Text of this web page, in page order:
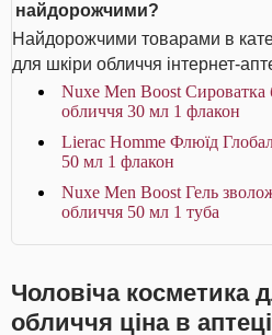
найдорожчими?
Найдорожчими товарами в
для шкіри обличчя інтернет-
Nuxe Men Boost Сироватка
обличчя 30 мл 1 флакон
Lierac Homme Флюїд
50 мл 1 флакон
Nuxe Men Boost Гель
обличчя 50 мл 1 туба
Чоловіча косметика
обличчя ціна в